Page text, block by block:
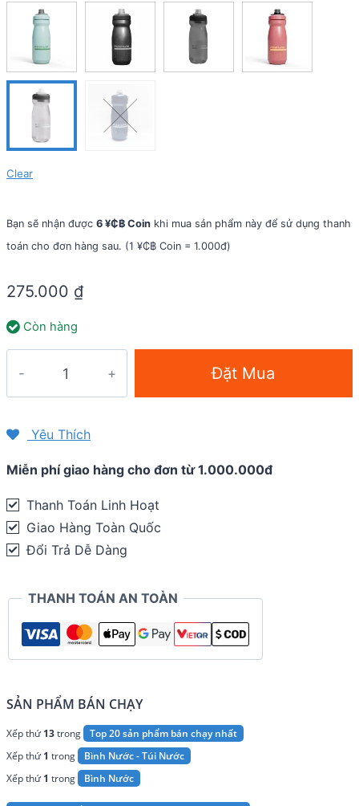
Clear
Bạn sẽ nhận được 6 ¥₵฿ Coin khi mua sản phẩm này để sử dụng thanh
toán cho đơn hàng sau. (1 ¥₵฿ Coin = 1.000đ)
275.000 ₫
Còn hàng
Podium
-
620ml
quantity
Đặt Mua
Yêu Thích
Miễn phí giao hàng cho đơn từ 1.000.000đ
Thanh Toán Linh Hoạt
Giao Hàng Toàn Quốc
Đổi Trả Dễ Dàng
THANH TOÁN AN TOÀN
SẢN PHẨM BÁN CHẠY
Xếp thứ13trong
Top 20 sản phẩm bán chạy nhất
Xếp thứ1 trong
Bình Nước - Túi Nước
Xếp thứ1 trong Bình Nước